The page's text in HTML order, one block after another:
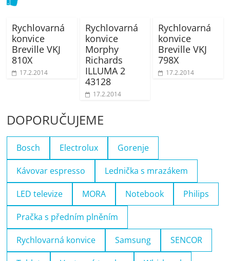
Rychlovarná
konvice
Breville VKJ
810X
17.2.2014
Rychlovarná
konvice
Morphy
Richards
ILLUMA 2
43128
17.2.2014
Rychlovarná
konvice
Breville VKJ
798X
17.2.2014
DOPORUČUJEME
Bosch Electrolux Gorenje
Kávovar espresso Lednička s mrazákem
LED televize MORA Notebook Philips
Pračka s předním plněním
Rychlovarná konvice Samsung SENCOR